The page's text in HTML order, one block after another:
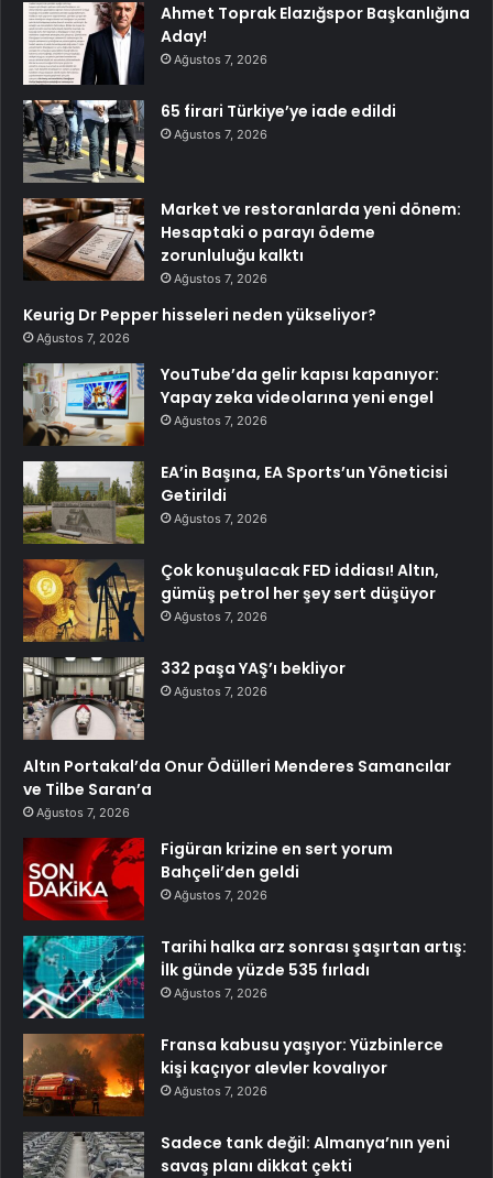
Ahmet Toprak Elazığspor Başkanlığına
Aday!
Ağustos 7, 2026
65 firari Türkiye’ye iade edildi
Ağustos 7, 2026
Market ve restoranlarda yeni dönem:
Hesaptaki o parayı ödeme
zorunluluğu kalktı
Ağustos 7, 2026
Keurig Dr Pepper hisseleri neden yükseliyor?
Ağustos 7, 2026
YouTube’da gelir kapısı kapanıyor:
Yapay zeka videolarına yeni engel
Ağustos 7, 2026
EA’in Başına, EA Sports’un Yöneticisi
Getirildi
Ağustos 7, 2026
Çok konuşulacak FED iddiası! Altın,
gümüş petrol her şey sert düşüyor
Ağustos 7, 2026
332 paşa YAŞ’ı bekliyor
Ağustos 7, 2026
Altın Portakal’da Onur Ödülleri Menderes Samancılar
ve Tilbe Saran’a
Ağustos 7, 2026
Figüran krizine en sert yorum
Bahçeli’den geldi
Ağustos 7, 2026
Tarihi halka arz sonrası şaşırtan artış:
İlk günde yüzde 535 fırladı
Ağustos 7, 2026
Fransa kabusu yaşıyor: Yüzbinlerce
kişi kaçıyor alevler kovalıyor
Ağustos 7, 2026
Sadece tank değil: Almanya’nın yeni
savaş planı dikkat çekti